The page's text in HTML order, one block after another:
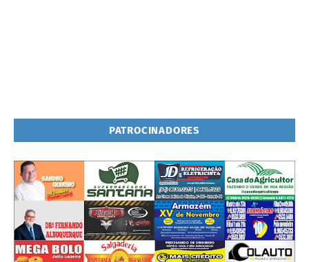
PATROCINADORES